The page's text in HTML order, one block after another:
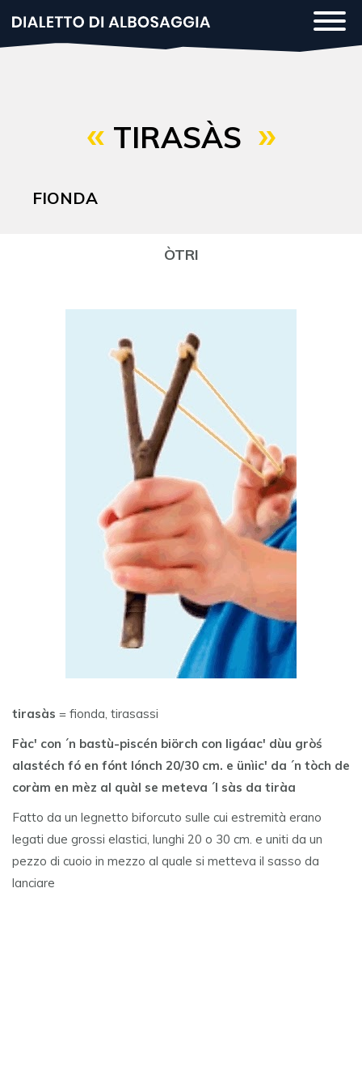
TIRASÀS
FIONDA
ÒTRI
tirasàs = fionda, tirasassi
Fàc' con ´n bastù-piscén biörch con ligáac' dùu gròś
alastéch fó en fónt lónch 20/30 cm. e ünìic' da ´n tòch de
coràm en mèz al quàl se meteva ´l sàs da tiràa
Fatto da un legnetto biforcuto sulle cui estremità erano
legati due grossi elastici, lunghi 20 o 30 cm. e uniti da un
pezzo di cuoio in mezzo al quale si metteva il sasso da
lanciare